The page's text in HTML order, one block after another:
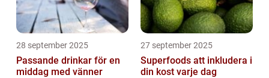
28 september 2025
Passande drinkar för en
middag med vänner
27 september 2025
Superfoods att inkludera i
din kost varje dag